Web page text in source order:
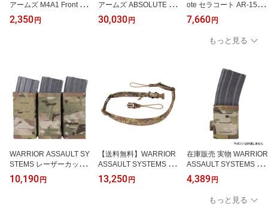
アームズ M4A1 Front Sig
ht Mount ピカティニーマ
ウントベース
2,350 円
アームズ ABSOLUTE PR
O X 小型軽量ドットサイ
ト
30,030 円
ote セラコート AR-15 Hi
-Mount Height M4ハイマ
ウント 30mm/1inch対応
7,660 円
もっと見る
WARRIOR ASSAULT SY
STEMS レーザーカット
TRIPLE SNAP MAG PO
UCH トリプルM4マグポ
10,190 円
【送料無料】WARRIOR
ASSAULT SYSTEMS WA
S TWO POINT SLING レ
ーザーカット 2ポイント
13,250 円
在庫販売 実物 WARRIOR
ASSAULT SYSTEMS ウ
ォーリア レーザーカット
シングルスナップM4マ
グポーチ ショート W-LC
-SSMP-556P-S
4,389 円
もっと見る